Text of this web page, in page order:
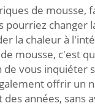
de
pourriez
la chaleur à
mousse, c'est
vous
offrir un
années, sans